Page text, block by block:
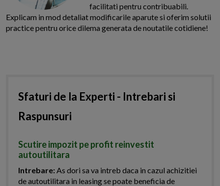
facilitati pentru contribuabili.
Explicam in mod detaliat modificarile aparute si oferim solutii
practice pentru orice dilema generata de noutatile cotidiene!
Sfaturi de la Experti - Intrebari si
Raspunsuri
Scutire impozit pe profit reinvestit
autoutilitara
Intrebare: As dori sa va intreb daca in cazul achizitiei
de autoutilitara in leasing se poate beneficia de